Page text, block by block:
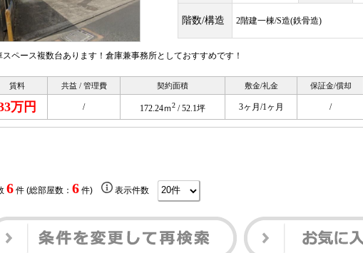
階数/構造 2階建一棟/S造(鉄骨造)
スペース複数台あります！倉庫兼事務所としておすすめです！
賃料 共益 / 管理費 契約面積 敷金/礼金 保証金/償却
万円 / 172.24ｍ2 / 52.1坪 3ヶ月/1ヶ月 /
6件 (総部屋数： 6件) 表示件数